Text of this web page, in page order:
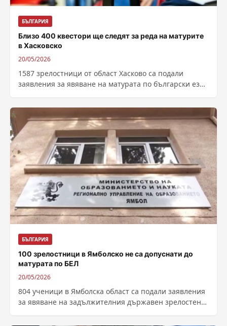
БЪЛГАРИЯ
Близо 400 квестори ще следят за реда на матурите
в Хасковско
20/05/2026
1587 зрелостници от област Хасково са подали
заявления за явяване на матурата по български език
БЪЛГАРИЯ
100 зрелостници в Ямболско не са допуснати до
матурата по БЕЛ
20/05/2026
804 ученици в Ямболска област са подали заявления
за явяване на задължителния държавен зрелостен